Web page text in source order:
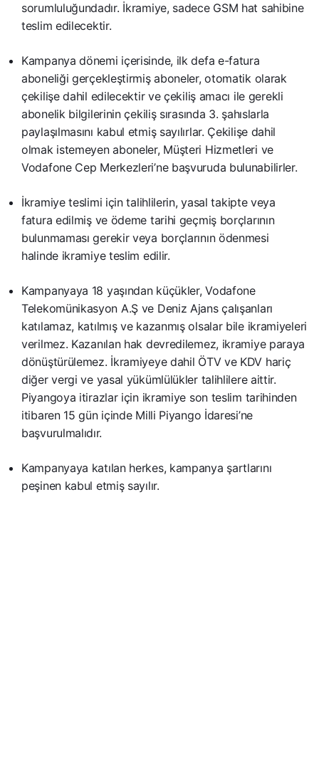
sorumluluğundadır. İkramiye, sadece GSM hat sahibine
teslim edilecektir.
Kampanya dönemi içerisinde, ilk defa e-fatura
aboneliği gerçekleştirmiş aboneler, otomatik olarak
çekilişe dahil edilecektir ve çekiliş amacı ile gerekli
abonelik bilgilerinin çekiliş sırasında 3. şahıslarla
paylaşılmasını kabul etmiş sayılırlar. Çekilişe dahil
olmak istemeyen aboneler, Müşteri Hizmetleri ve
Vodafone Cep Merkezleri’ne başvuruda bulunabilirler.
İkramiye teslimi için talihlilerin, yasal takipte veya
fatura edilmiş ve ödeme tarihi geçmiş borçlarının
bulunmaması gerekir veya borçlarının ödenmesi
halinde ikramiye teslim edilir.
Kampanyaya 18 yaşından küçükler, Vodafone
Telekomünikasyon A.Ş ve Deniz Ajans çalışanları
katılamaz, katılmış ve kazanmış olsalar bile ikramiyeleri
verilmez. Kazanılan hak devredilemez, ikramiye paraya
dönüştürülemez. İkramiyeye dahil ÖTV ve KDV hariç
diğer vergi ve yasal yükümlülükler talihlilere aittir.
Piyangoya itirazlar için ikramiye son teslim tarihinden
itibaren 15 gün içinde Milli Piyango İdaresi’ne
başvurulmalıdır.
Kampanyaya katılan herkes, kampanya şartlarını
peşinen kabul etmiş sayılır.